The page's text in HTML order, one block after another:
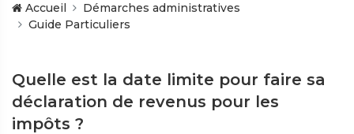
Accueil
Démarches administratives
Guide Particuliers
Quelle est la date limite pour faire sa
déclaration de revenus pour les
impôts ?